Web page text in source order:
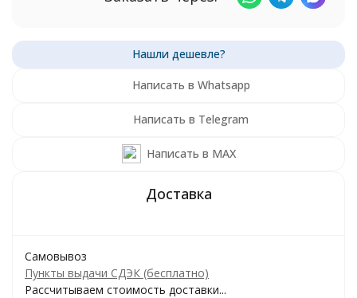
Написать в Whatsapp
Написать в Telegram
Написать в MAX
Самовывоз
Пункты выдачи СДЭК (бесплатно)
Рассчитываем стоимость доставки...